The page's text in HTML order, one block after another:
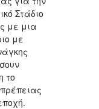
Στάδιο
με μια
με
το